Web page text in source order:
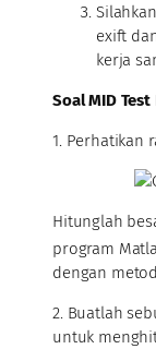
exift
kerja
Soal MID
1. Perhatikan
Hitunglah
program
dengan
2. Buatlah
untuk